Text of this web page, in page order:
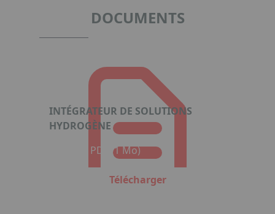
DOCUMENTS
INTÉGRATEUR DE SOLUTIONS
HYDROGÈNE
Format : PDF (1 Mo)
Télécharger